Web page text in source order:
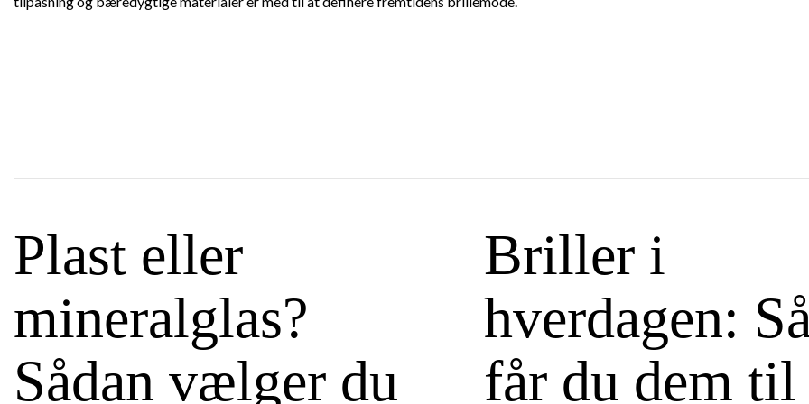
Plast eller
mineralglas?
Sådan vælger du
Briller i
hverdagen:
får du dem til